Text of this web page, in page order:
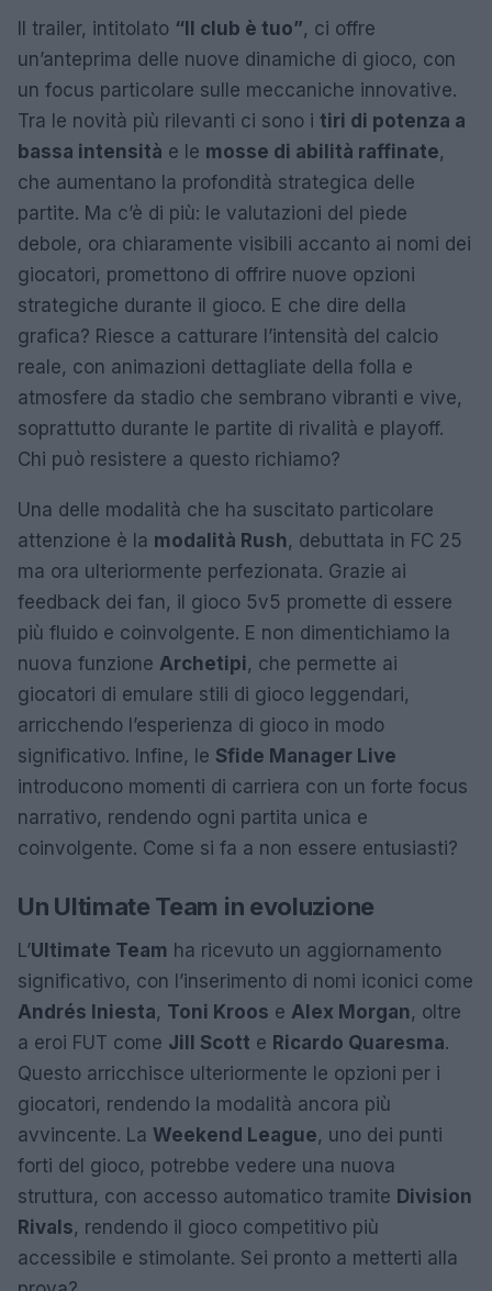
Il trailer, intitolato “Il club è tuo”, ci offre
un’anteprima delle nuove dinamiche di gioco, con
un focus particolare sulle meccaniche innovative.
Tra le novità più rilevanti ci sono i tiri di potenza a
bassa intensità e le mosse di abilità raffinate,
che aumentano la profondità strategica delle
partite. Ma c’è di più: le valutazioni del piede
debole, ora chiaramente visibili accanto ai nomi dei
giocatori, promettono di offrire nuove opzioni
strategiche durante il gioco. E che dire della
grafica? Riesce a catturare l’intensità del calcio
reale, con animazioni dettagliate della folla e
atmosfere da stadio che sembrano vibranti e vive,
soprattutto durante le partite di rivalità e playoff.
Chi può resistere a questo richiamo?
Una delle modalità che ha suscitato particolare
attenzione è la modalità Rush, debuttata in FC 25
ma ora ulteriormente perfezionata. Grazie ai
feedback dei fan, il gioco 5v5 promette di essere
più fluido e coinvolgente. E non dimentichiamo la
nuova funzione Archetipi, che permette ai
giocatori di emulare stili di gioco leggendari,
arricchendo l’esperienza di gioco in modo
significativo. Infine, le Sfide Manager Live
introducono momenti di carriera con un forte focus
narrativo, rendendo ogni partita unica e
coinvolgente. Come si fa a non essere entusiasti?
Un Ultimate Team in evoluzione
L’Ultimate Team ha ricevuto un aggiornamento
significativo, con l’inserimento di nomi iconici come
Andrés Iniesta, Toni Kroos e Alex Morgan, oltre
a eroi FUT come Jill Scott e Ricardo Quaresma.
Questo arricchisce ulteriormente le opzioni per i
giocatori, rendendo la modalità ancora più
avvincente. La Weekend League, uno dei punti
forti del gioco, potrebbe vedere una nuova
struttura, con accesso automatico tramite Division
Rivals, rendendo il gioco competitivo più
accessibile e stimolante. Sei pronto a metterti alla